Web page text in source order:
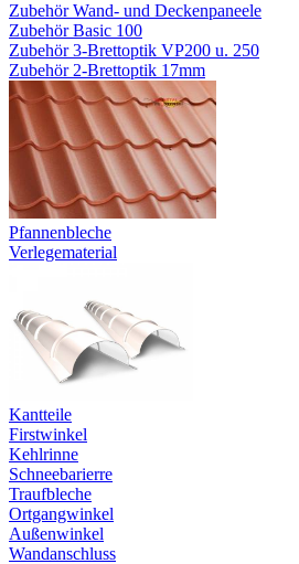
Zubehör Wand- und Deckenpaneele
Zubehör Basic 100
Zubehör 3-Brettoptik VP200 u. 250
Zubehör 2-Brettoptik 17mm
Pfannenbleche
Verlegematerial
Kantteile
Firstwinkel
Kehlrinne
Schneebarierre
Traufbleche
Ortgangwinkel
Außenwinkel
Wandanschluss